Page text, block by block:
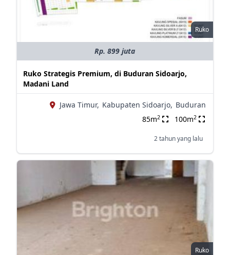
Ruko
Rp. 899 juta
Ruko Strategis Premium, di Buduran Sidoarjo,
Madani Land
Jawa Timur, Kabupaten Sidoarjo, Buduran
85m2 100m2
2 tahun yang lalu
Ruko